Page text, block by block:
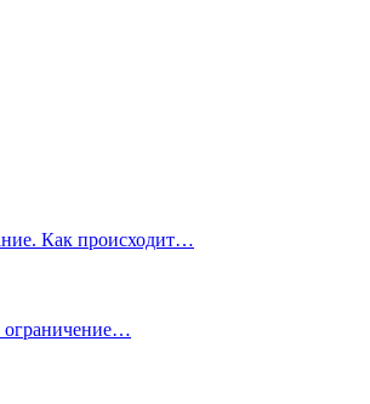
Как происходит…
ограничение…